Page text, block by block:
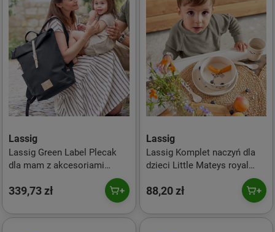
Lassig
Lassig Green Label Plecak
dla mam z akcesoriami
Rolltop Backpack night blue
339,73 zł
Lassig
Lassig Komplet naczyń dla
dzieci Little Mateys royal
88,20 zł